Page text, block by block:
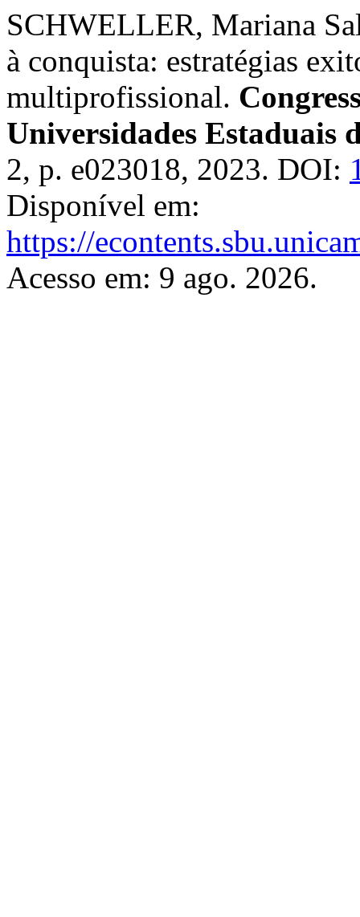
SCHWELLER, Mariana
à conquista: estratégias
multiprofissional.
Universidades Estaduais
2, p. e023018, 2023. DOI:
Disponível em:
https://
Acesso em: 9 ago. 2026.